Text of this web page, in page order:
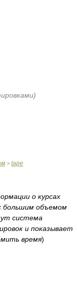
> tape
о курсах
большим объемом
система
и показывает
время)